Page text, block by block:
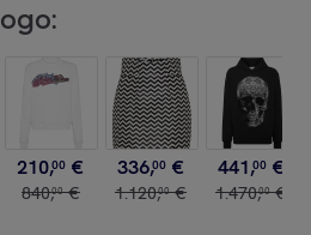
210,00 €
840,00 €
336,00 €
1.120,00 €
441,00 €
1.470,00 €